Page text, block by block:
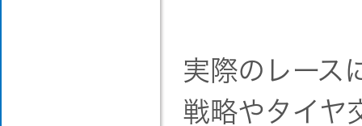
実際のレース
戦略やタイヤ